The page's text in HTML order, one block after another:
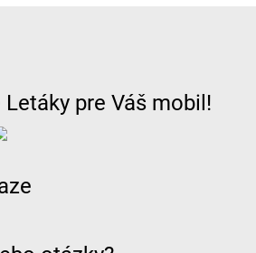
pre Váš mobil!